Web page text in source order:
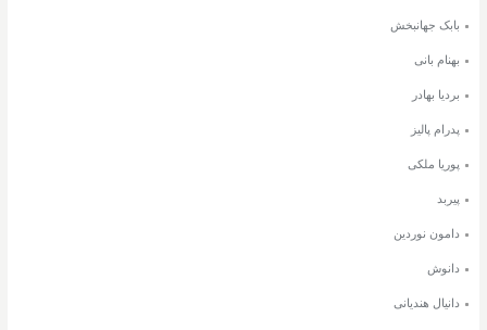
بابک جهانبخش
بهنام بانی
بردیا بهادر
پدرام پالیز
پوریا ملکی
پیربد
دامون نوردین
دانوش
دانیال هندیانی